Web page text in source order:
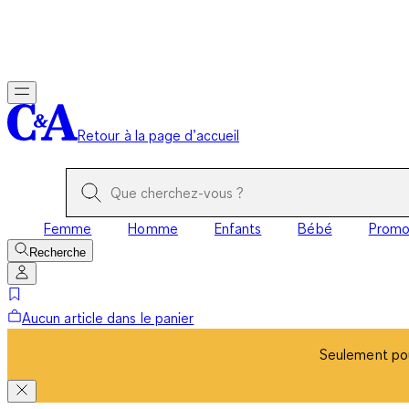
Retour à la page d’accueil
Femme Homme Enfants Bébé Promo
Recherche
Aucun article dans le panier
Seulement